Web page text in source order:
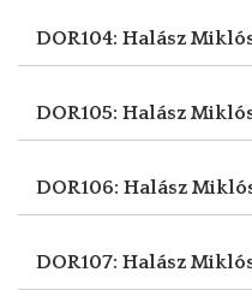
DOR104: Halász
DOR105: Halász
DOR106: Halász
DOR107: Halász